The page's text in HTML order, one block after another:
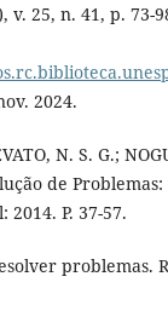
v. 25, n. 41, p. 73-
2024.
N. S. G.;
de
P. 37-57.
problemas.